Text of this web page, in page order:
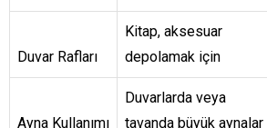
Duvar Rafları
Kitap, aksesuar
depolamak için
Ayna Kullanımı
Duvarlarda veya
tavanda büyük aynalar